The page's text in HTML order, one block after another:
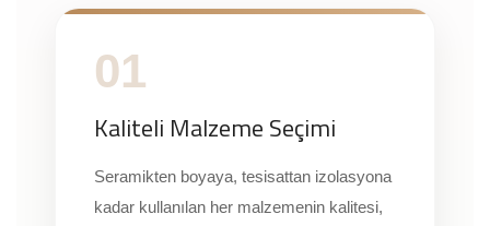
01
Kaliteli Malzeme Seçimi
Seramikten boyaya, tesisattan izolasyona
kadar kullanılan her malzemenin kalitesi,